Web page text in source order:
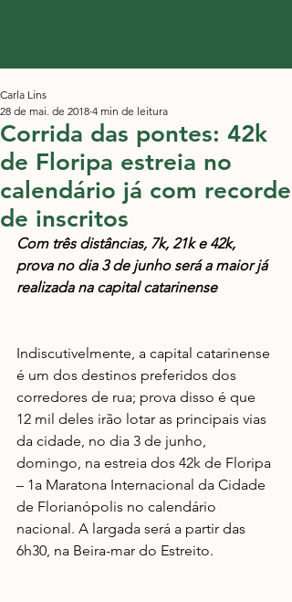
Corrida das pontes: 42k
de Floripa estreia no
calendário já com recorde
de inscritos
Carla Lins
28 de mai. de 2018 4 min de leitura
Com três distâncias, 7k, 21k e 42k,
prova no dia 3 de junho será a maior já
realizada na capital catarinense
Indiscutivelmente, a capital catarinense
é um dos destinos preferidos dos
corredores de rua; prova disso é que
12 mil deles irão lotar as principais vias
da cidade, no dia 3 de junho,
domingo, na estreia dos 42k de Floripa
– 1a Maratona Internacional da Cidade
de Florianópolis no calendário
nacional. A largada será a partir das
6h30, na Beira-mar do Estreito.